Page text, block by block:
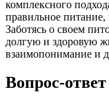
комплексного
правильное
Заботясь о своем
долгую и здоровую
взаимопонимание и
Вопрос-ответ